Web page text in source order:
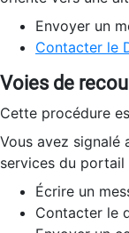
Envoyer un
Contacter le
Voies de
Cette procédure
Vous avez signalé
services du portail
Écrire un
Contacter le